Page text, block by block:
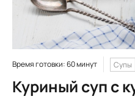
Время готовки: 60 минут Супы
Куриный суп с